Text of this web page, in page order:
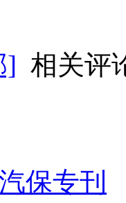
] 相关评
保专刊